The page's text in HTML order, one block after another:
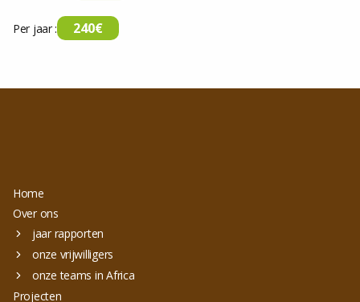
Per jaar : 240€
Home
Over ons
jaar rapporten
onze vrijwilligers
onze teams in Africa
Projecten